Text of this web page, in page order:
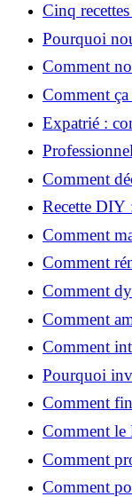
Cinq
maison
Pourquoi
atelier et ce
Comment
3 mois au
Comment
même et
Expatrié :
et rénover
pour votre
Comment
la rénovation
Recette DIY
SPF
Comment
votre
Comment
une maison
Comment
avec Action
Comment
âgées et
Comment
en retenir
Pourquoi
un choix sûr ?
Comment
aides, prêts
Comment le
valoriser
Comment
investir dans
Comment